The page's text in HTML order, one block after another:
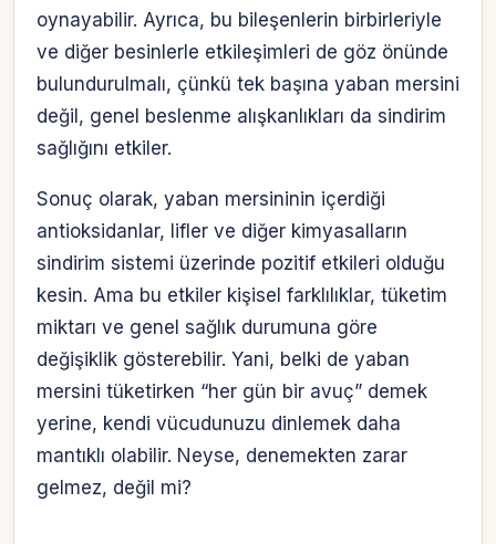
oynayabilir. Ayrıca, bu bileşenlerin birbirleriyle
ve diğer besinlerle etkileşimleri de göz önünde
bulundurulmalı, çünkü tek başına yaban mersini
değil, genel beslenme alışkanlıkları da sindirim
sağlığını etkiler.
Sonuç olarak, yaban mersininin içerdiği
antioksidanlar, lifler ve diğer kimyasalların
sindirim sistemi üzerinde pozitif etkileri olduğu
kesin. Ama bu etkiler kişisel farklılıklar, tüketim
miktarı ve genel sağlık durumuna göre
değişiklik gösterebilir. Yani, belki de yaban
mersini tüketirken “her gün bir avuç” demek
yerine, kendi vücudunuzu dinlemek daha
mantıklı olabilir. Neyse, denemekten zarar
gelmez, değil mi?